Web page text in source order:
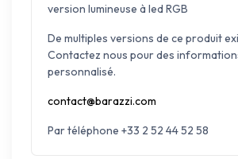
version lumineuse à led RGB
De multiples versions de ce produit
Contactez nous pour des
personnalisé.
contact@barazzi.com
Par téléphone +33 2 52 44 52 58